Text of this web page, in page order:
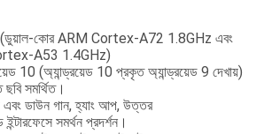
কোর ARM Cortex-A72 1.8GHz এবং
A53 1.4GHz)
10 (অ্যান্ড্রয়েড 10 প্রকৃত অ্যান্ড্রয়েড 9 দেখায়)
সমর্থিত।
এবং ডাউন গান, হ্যাং আপ, উত্তর
সমর্থন প্রদর্শন।